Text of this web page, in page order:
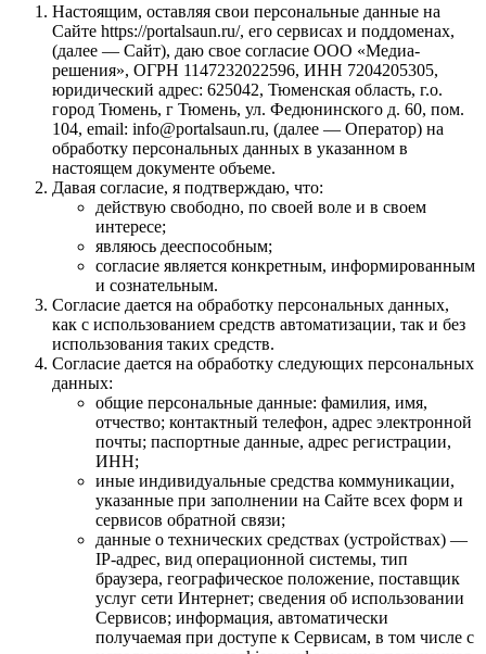
Настоящим, оставляя свои персональные данные на
Сайте https://portalsaun.ru/, его сервисах и поддоменах,
(далее — Сайт), даю свое согласие ООО «Медиа-
решения», ОГРН 1147232022596, ИНН 7204205305,
юридический адрес: 625042, Тюменская область, г.о.
город Тюмень, г Тюмень, ул. Федюнинского д. 60, пом.
104, email: info@portalsaun.ru, (далее — Оператор) на
обработку персональных данных в указанном в
настоящем документе объеме.
Давая согласие, я подтверждаю, что:
действую свободно, по своей воле и в своем
интересе;
являюсь дееспособным;
согласие является конкретным, информированным
и сознательным.
Согласие дается на обработку персональных данных,
как с использованием средств автоматизации, так и без
использования таких средств.
Согласие дается на обработку следующих персональных
данных:
общие персональные данные: фамилия, имя,
отчество; контактный телефон, адрес электронной
почты; паспортные данные, адрес регистрации,
ИНН;
иные индивидуальные средства коммуникации,
указанные при заполнении на Сайте всех форм и
сервисов обратной связи;
данные о технических средствах (устройствах) —
IP-адрес, вид операционной системы, тип
браузера, географическое положение, поставщик
услуг сети Интернет; сведения об использовании
Сервисов; информация, автоматически
получаемая при доступе к Сервисам, в том числе с